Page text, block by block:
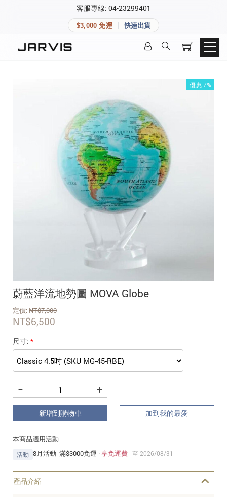
客服專線: 04-23299401
$3,000 免運 快速出貨
優惠 7%
蔚藍洋流地勢圖 MOVA Globe
定價:NT$7,000
NT$6,500
尺寸:
+
−
新增到購物車 加到我的最愛
本商品適用活動
活動 8月活動_滿$3000免運 ·享免運費 至 2026/08/31
產品介紹
快速連結
登入後可查看訂單、會員資料與收藏清單。
登入會員
建立新帳號
加入 JARVIS VIP